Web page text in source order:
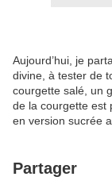
Aujourd’hui, je
divine, à tester de
courgette salé, un
de la courgette est
en version sucrée
Partager